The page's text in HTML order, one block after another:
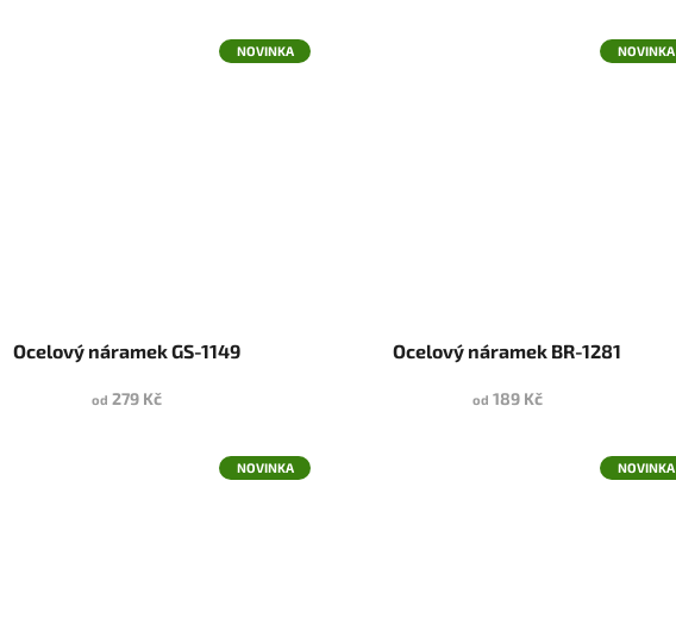
NOVINKA
Ocelový náramek GS-1149
od 279 Kč
NOVINKA
Ocelový náramek BR-1281
od 189 Kč
NOVINKA NOVINKA